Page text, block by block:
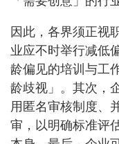
因此，各界须正视
业应不时举行减低
龄偏见的培训与工
龄歧视」。其次，
用匿名审核制度、
审，以明确标准评